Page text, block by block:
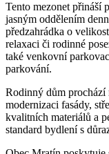
Tento mezonet přináší
jasným oddělením
předzahrádka o
relaxaci či rodinné
také venkovní
parkování.
Rodinný dům
modernizaci fasády,
kvalitních materiálů a
standard bydlení s